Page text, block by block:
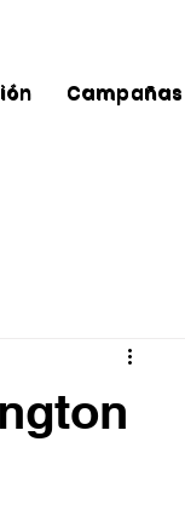
Campañas